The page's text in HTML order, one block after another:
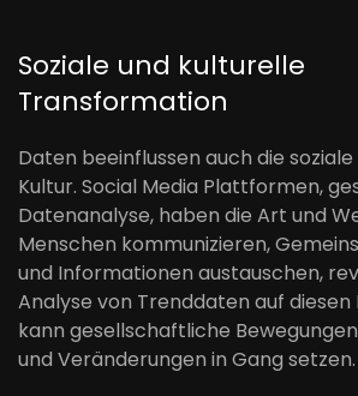
Soziale und kulturelle
Transformation
Daten beeinflussen auch die
Kultur. Social Media Plattformen,
Datenanalyse, haben die Art und
Menschen kommunizieren,
und Informationen austauschen,
Analyse von Trenddaten auf
kann gesellschaftliche
und Veränderungen in Gang setzen.